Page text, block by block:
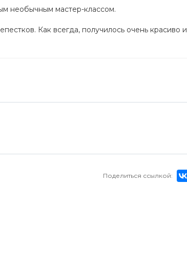
необычным мастер-классом.
Как всегда, получилось очень красиво и
Поделиться ссылкой: